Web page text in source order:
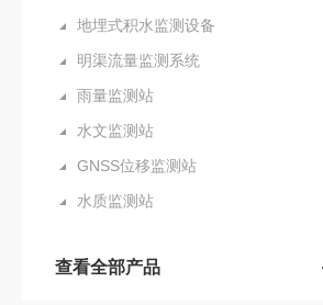
地埋式积水监测设备
明渠流量监测系统
雨量监测站
水文监测站
GNSS位移监测站
水质监测站
查看全部产品